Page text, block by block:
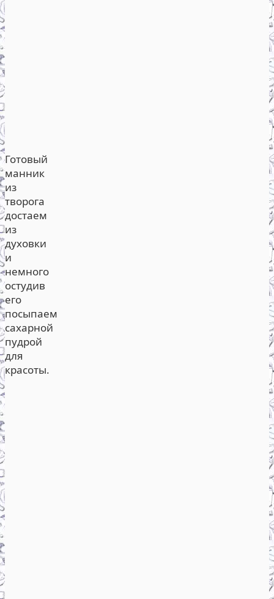
Готовый
манник
из
творога
достаем
из
духовки
и
немного
остудив
его
посыпаем
сахарной
пудрой
для
красоты.